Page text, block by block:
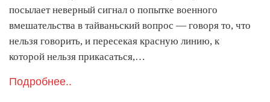
посылает неверный сигнал о попытке военного
вмешательства в тайваньский вопрос — говоря то, что
нельзя говорить, и пересекая красную линию, к
которой нельзя прикасаться,…
Подробнее..